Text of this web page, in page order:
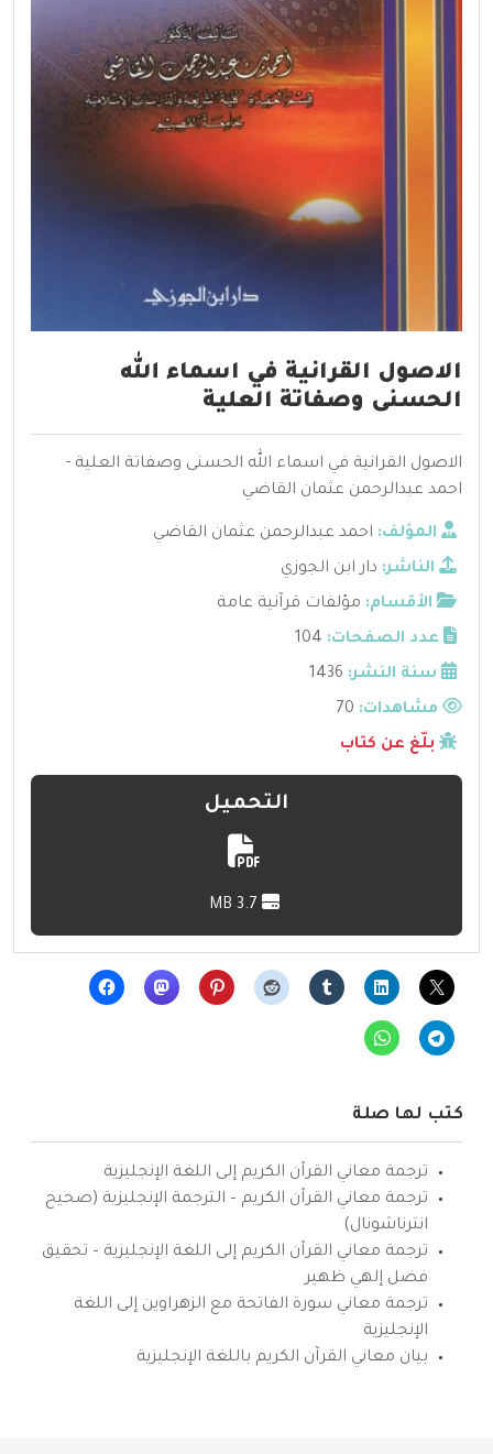
الاصول القرانية في اسماء الله
الحسنى وصفاتة العلية
الاصول القرانية في اسماء الله الحسنى وصفاتة العلية -
احمد عبدالرحمن عثمان القاضي
المؤلف: احمد عبدالرحمن عثمان القاضي
الناشر: دار ابن الجوزي
الأقسام: مؤلفات قرآنية عامة
عدد الصفحات: 104
سنة النشر: 1436
مشاهدات:
بلّغ عن كتاب
التحميل
كتب لها صلة
ترجمة معاني القرآن الكريم إلى اللغة الإنجليزية
ترجمة معاني القرآن الكريم – الترجمة الإنجليزية (صحيح
انترناشونال)
ترجمة معاني القرآن الكريم إلى اللغة الإنجليزية – تحقيق
فضل إلهي ظهير
ترجمة معاني سورة الفاتحة مع الزهراوين إلى اللغة
الإنجليزية
بيان معاني القرآن الكريم باللغة الإنجليزية